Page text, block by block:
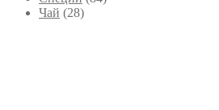
Чай (28)